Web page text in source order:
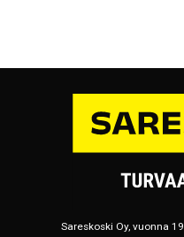
Sareskoski Oy, vuonna